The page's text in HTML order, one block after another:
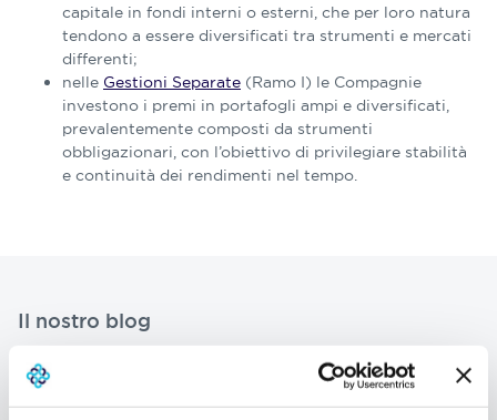
capitale in fondi interni o esterni, che per loro natura
tendono a essere diversificati tra strumenti e mercati
differenti;
nelle Gestioni Separate (Ramo I) le Compagnie
investono i premi in portafogli ampi e diversificati,
prevalentemente composti da strumenti
obbligazionari, con l’obiettivo di privilegiare stabilità
e continuità dei rendimenti nel tempo.
Il nostro blog
Articoli che approfondiscono
questa voce di glossario